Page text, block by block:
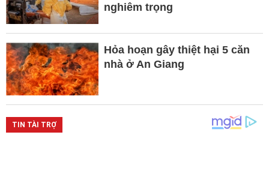
nghiêm trọng
Hỏa hoạn gây thiệt hại 5 căn
nhà ở An Giang